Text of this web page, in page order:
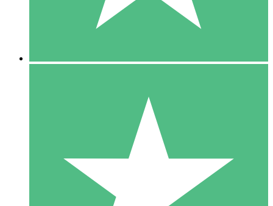
10 Descargas
20 00